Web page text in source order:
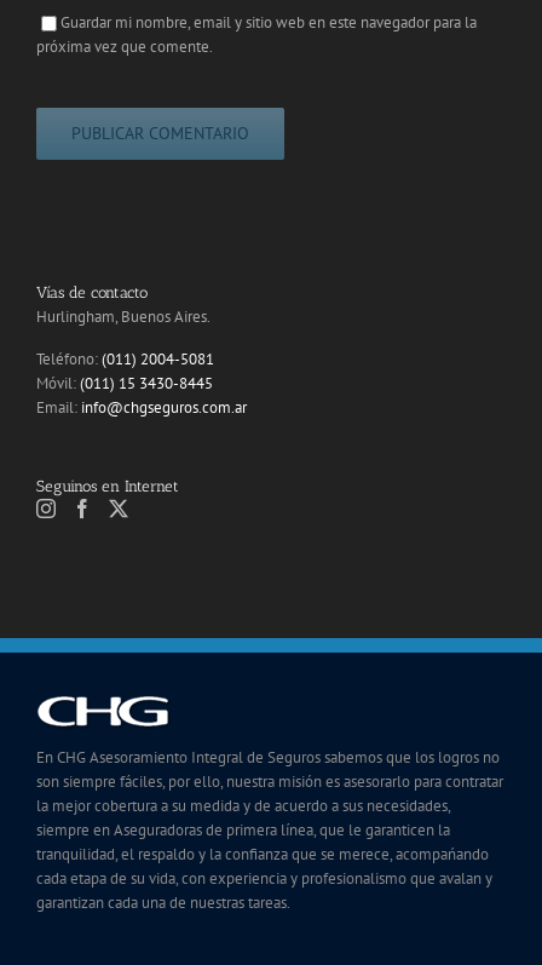
Guardar mi nombre, email y sitio web en este navegador para la
próxima vez que comente.
Vías de contacto
Hurlingham, Buenos Aires.
Teléfono:(011) 2004-5081
Móvil:(011) 15 3430-8445
Email: info@chgseguros.com.ar
Seguinos en Internet
En CHG Asesoramiento Integral de Seguros sabemos que los logros no
son siempre fáciles, por ello, nuestra misión es asesorarlo para contratar
la mejor cobertura a su medida y de acuerdo a sus necesidades,
siempre en Aseguradoras de primera línea, que le garanticen la
tranquilidad, el respaldo y la confianza que se merece, acompańando
cada etapa de su vida, con experiencia y profesionalismo que avalan y
garantizan cada una de nuestras tareas.